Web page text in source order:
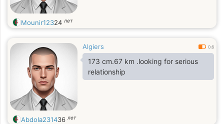
Mounir12324 лет
Algiers 0.6
173 cm.67 km .looking for serious
relationship
Abdola231436 лет